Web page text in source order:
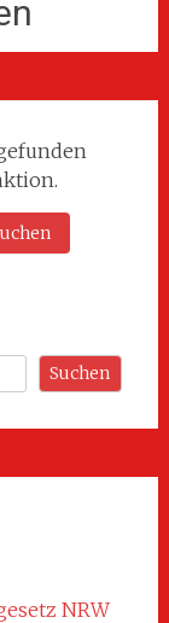
Suchen
NRW